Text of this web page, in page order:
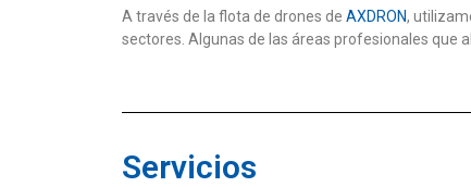
A través de la flota de drones de AXDRON,
sectores. Algunas de las áreas profesionales que
Servicios